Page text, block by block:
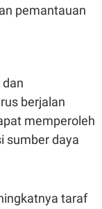
pemantauan
berjalan
memperoleh
sumber daya
taraf